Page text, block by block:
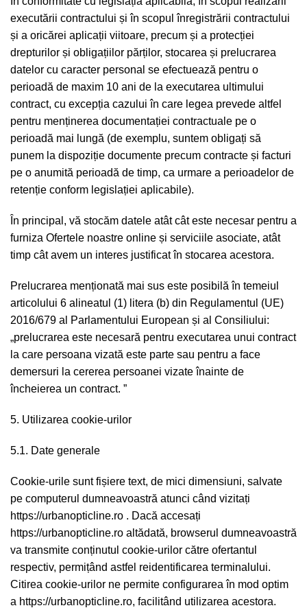
executării contractului și în scopul înregistrării contractului
și a oricărei aplicații viitoare, precum și a protecției
drepturilor și obligațiilor părților, stocarea și prelucrarea
datelor cu caracter personal se efectuează pentru o
perioadă de maxim 10 ani de la executarea ultimului
contract, cu excepția cazului în care legea prevede altfel
pentru menținerea documentației contractuale pe o
perioadă mai lungă (de exemplu, suntem obligați să
punem la dispoziție documente precum contracte și facturi
pe o anumită perioadă de timp, ca urmare a perioadelor de
retenție conform legislației aplicabile).
În principal, vă stocăm datele atât cât este necesar pentru a
furniza Ofertele noastre online și serviciile asociate, atât
timp cât avem un interes justificat în stocarea acestora.
Prelucrarea menționată mai sus este posibilă în temeiul
articolului 6 alineatul (1) litera (b) din Regulamentul (UE)
2016/679 al Parlamentului European și al Consiliului:
„prelucrarea este necesară pentru executarea unui contract
la care persoana vizată este parte sau pentru a face
demersuri la cererea persoanei vizate înainte de
încheierea un contract. ”
5. Utilizarea cookie-urilor
5.1. Date generale
Cookie-urile sunt fișiere text, de mici dimensiuni, salvate
pe computerul dumneavoastră atunci când vizitați
https://urbanopticline.ro . Dacă accesați
https://urbanopticline.ro altădată, browserul dumneavoastră
va transmite conținutul cookie-urilor către ofertantul
respectiv, permițând astfel reidentificarea terminalului.
Citirea cookie-urilor ne permite configurarea în mod optim
a https://urbanopticline.ro, facilitând utilizarea acestora.